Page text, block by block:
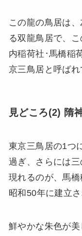
この龍の鳥居は
る双龍鳥居で、
内稲荷社･馬橋稲
京三鳥居と呼ばれ
見どころ(2) 隋
東京三鳥居の1つ
過ぎ、さらには
現れるのが、馬
昭和50年に建立さ
鮮やかな朱色が美